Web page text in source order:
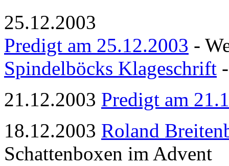
25.12.2003
Predigt am 25.12.2003 -
Spindelböcks Klageschrift
21.12.2003 Predigt am
18.12.2003 Roland
Schattenboxen im Advent